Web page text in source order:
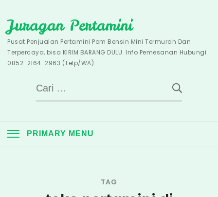
to
content
Juragan Pertamini
Pusat Penjualan Pertamini Pom Bensin Mini Termurah Dan
Terpercaya, bisa KIRIM BARANG DULU. Info Pemesanan Hubungi
0852-2164-2963 (Telp/WA).
Cari
untuk:
PRIMARY MENU
TAG